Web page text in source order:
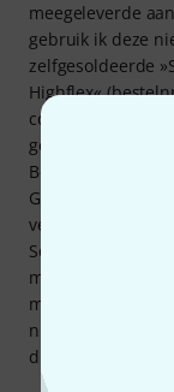
meegeleverde
gebruik ik deze
zelfgesoldeerde
Highflex«
connectoren op
gebruikt. Ik heb
Berlin« laten
Geluid. Voor mij
verder worden
Schoeps. Dat is
met mijn replica
niet zo
duurdere